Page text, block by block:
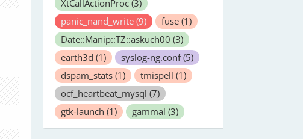
XtCallActionProc (3)
panic_nand_write (9) fuse (1)
Date::Manip::TZ::askuch00 (3)
earth3d (1) syslog-ng.conf(5)
dspam_stats (1) tmispell (1)
ocf_heartbeat_mysql (7)
gtk-launch (1) gammal (3)